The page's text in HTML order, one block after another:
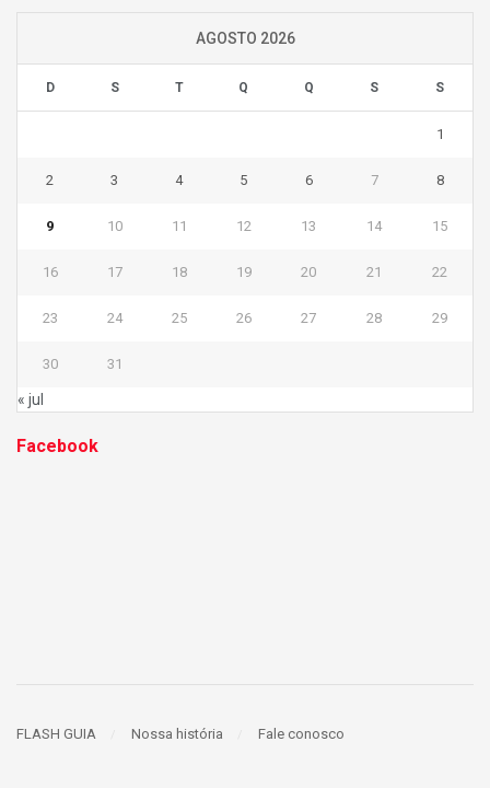
AGOSTO 2026
D S T Q Q S S
1
2 3 4 5 6 7 8
9 10 11 12 13 14 15
16 17 18 19 20 21 22
23 24 25 26 27 28 29
30 31
« jul
Facebook
FLASH GUIA Nossa história Fale conosco